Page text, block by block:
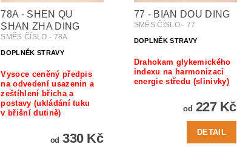
78A - SHEN QU
SHAN ZHA DING
SMĚS ČÍSLO - 78A
DOPLNĚK STRAVY
Vysoce ceněný předpis
na odvedení usazenin a
zeštíhlení břicha a
postavy (ukládání tuku
v břišní dutině)
od 330 Kč
77 - BIAN DOU DING
SMĚS ČÍSLO - 77
DOPLNĚK STRAVY
Drahokam glykemického
indexu na harmonizaci
energie středu (slinivky)
od 227 Kč
DETAIL